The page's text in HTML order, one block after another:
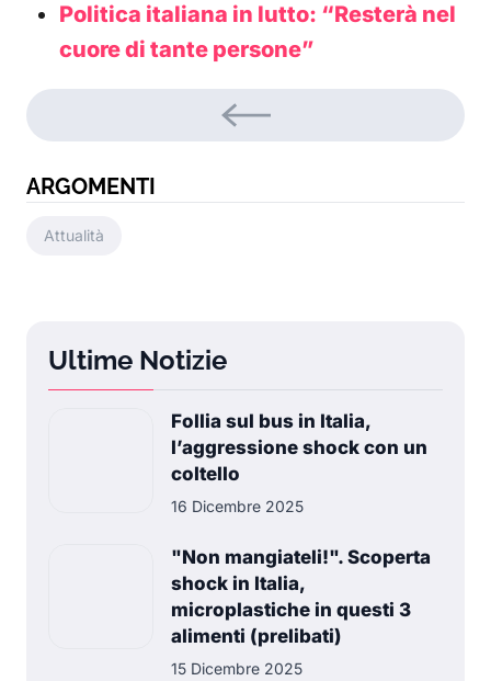
Politica italiana in lutto: “Resterà nel
cuore di tante persone”
ARGOMENTI
Attualità
Ultime Notizie
Follia sul bus in Italia,
l’aggressione shock con un
coltello
16 Dicembre 2025
"Non mangiateli!". Scoperta
shock in Italia,
microplastiche in questi 3
alimenti (prelibati)
15 Dicembre 2025